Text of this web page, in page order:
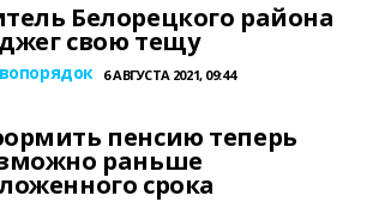
Белорецкого района
свою тещу
6 АВГУСТА 2021, 09:44
пенсию теперь
раньше
срока